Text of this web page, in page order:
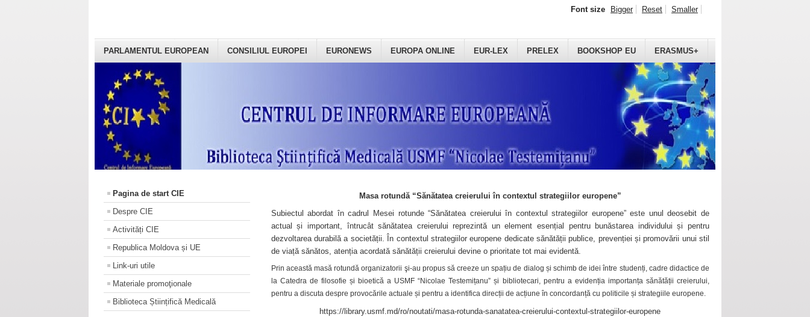
PARLAMENTUL EUROPEAN CONSILIUL EUROPEI EURONEWS EUROPA ONLINE EUR-LEX PRELEX BOOKSHOP EU ERASMUS+
Font size Bigger Reset Smaller
Pagina de start CIE
Despre CIE
Activități CIE
Republica Moldova și UE
Link-uri utile
Materiale promoţionale
Biblioteca Științifică Medicală
Masa rotundă “Sănătatea creierului în contextul strategiilor europene”
Subiectul abordat în cadrul Mesei rotunde “Sănătatea creierului în contextul strategiilor europene” este unul deosebit de
actual și important, întrucât sănătatea creierului reprezintă un element esențial pentru bunăstarea individului și pentru
dezvoltarea durabilă a societății. În contextul strategiilor europene dedicate sănătății publice, prevenției și promovării unui stil
de viață sănătos, atenția acordată sănătății creierului devine o prioritate tot mai evidentă.
Prin această masă rotundă organizatorii şi-au propus să creeze un spațiu de dialog și schimb de idei între studenți, cadre didactice de
la Catedra de filosofie și bioetică a USMF “Nicolae Testemițanu” și bibliotecari, pentru a evidenția importanța sănătății creierului,
pentru a discuta despre provocările actuale și pentru a identifica direcții de acțiune în concordanță cu politicile și strategiile europene.
https://library.usmf.md/ro/noutati/masa-rotunda-sanatatea-creierului-contextul-strategiilor-europene